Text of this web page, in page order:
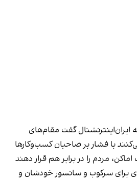
ایران‌اینترنشنال گفت مقام‌های
با فشار بر صاحبان کسب‌وکارها
مردم را در برابر هم قرار دهند
برای سرکوب و سانسور خودشان و